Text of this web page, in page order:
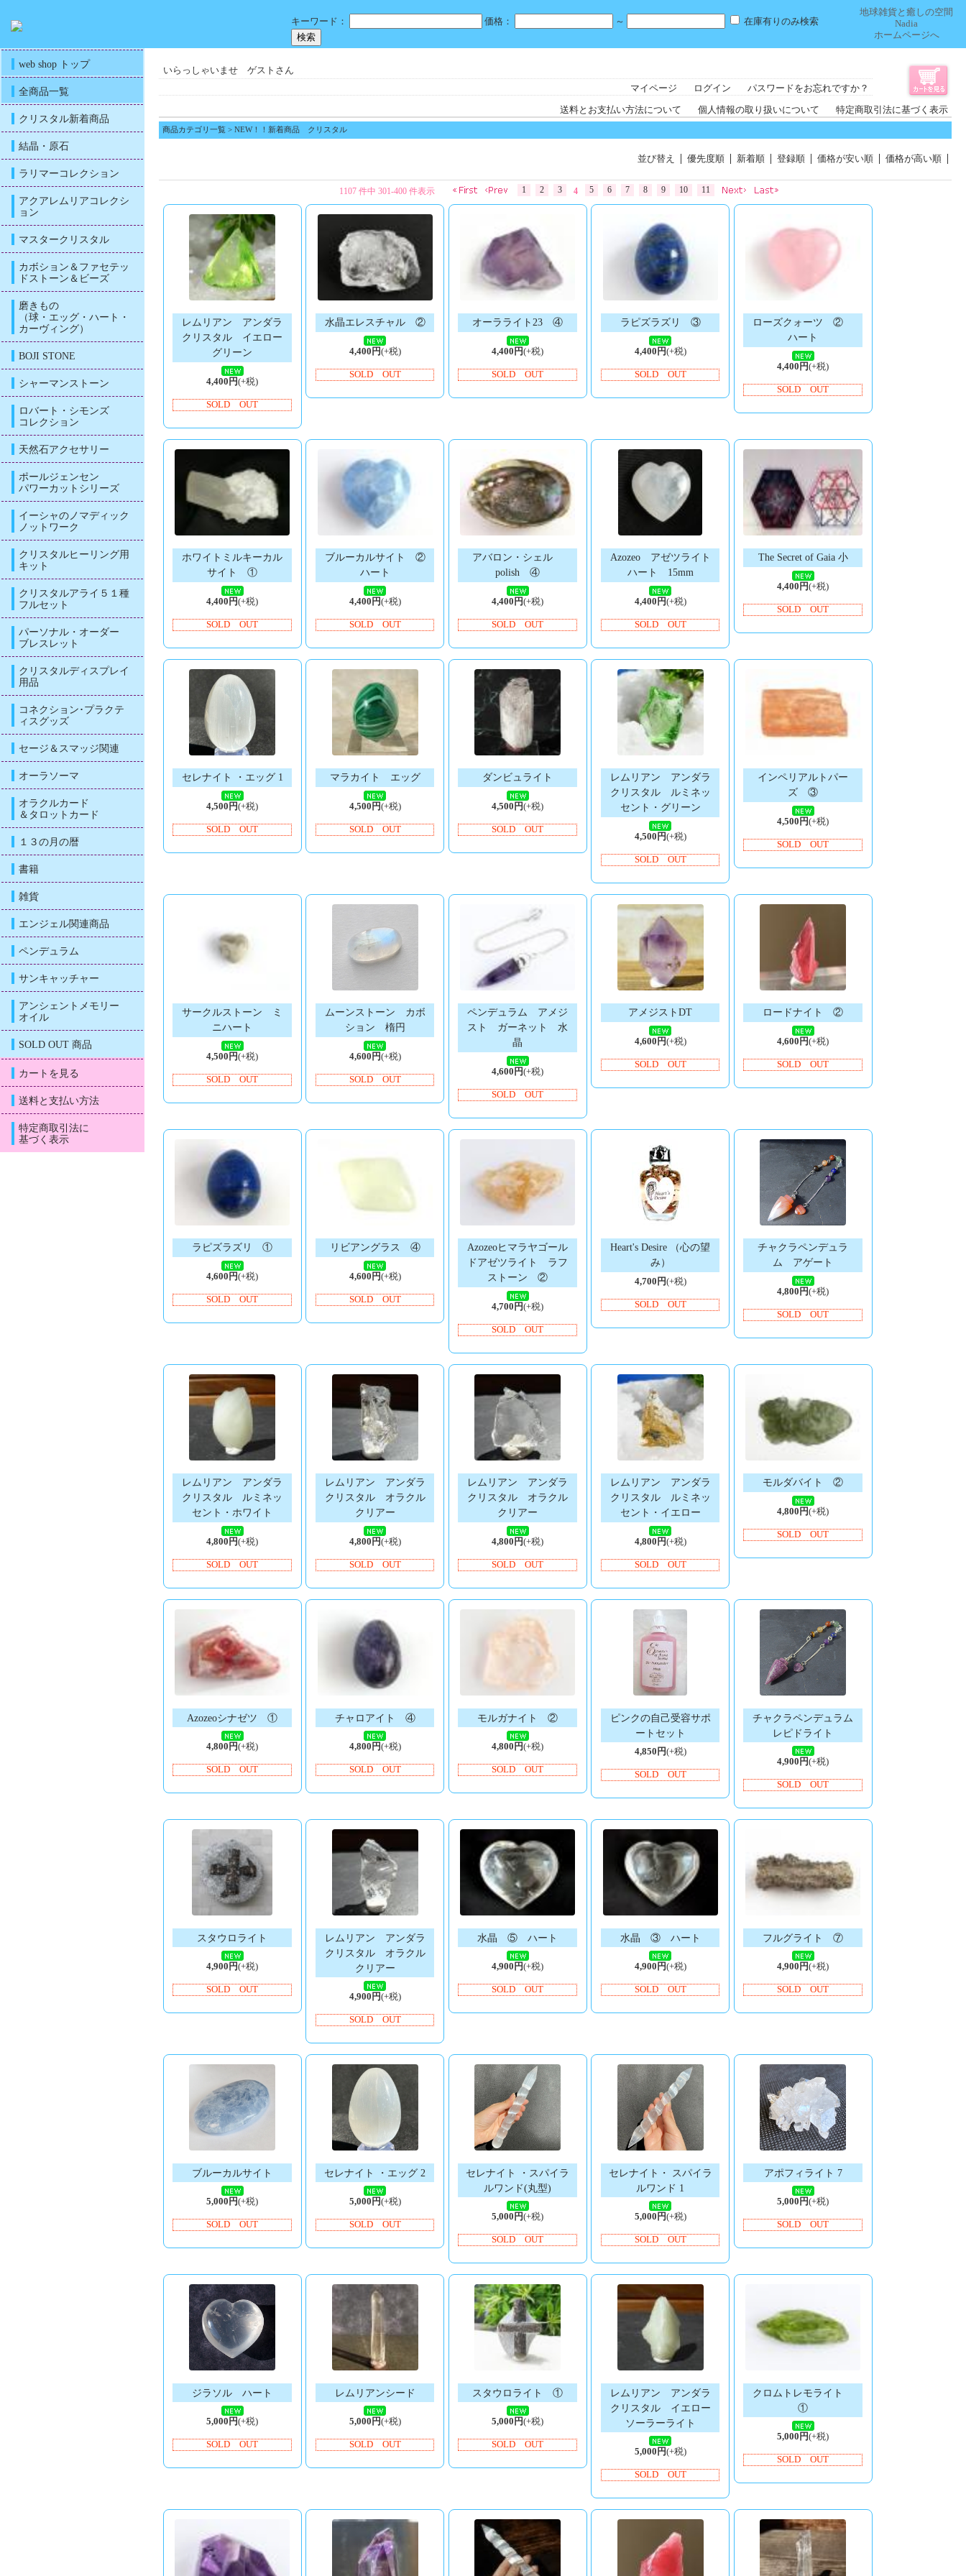
キーワード： 価格： ～ 在庫有りのみ検索
地球雑貨と癒しの空間
Nadia
ホームページへ
web shop トップ
全商品一覧
クリスタル新着商品
結晶・原石
ラリマーコレクション
アクアレムリアコレクシ
ョン
マスタークリスタル
カボション＆ファセテッ
ドストーン＆ビーズ
磨きもの
（球・エッグ・ハート・
カーヴィング）
BOJI STONE
シャーマンストーン
ロバート・シモンズ
コレクション
天然石アクセサリー
ポールジェンセン
パワーカットシリーズ
イーシャのノマディック
ノットワーク
クリスタルヒーリング用
キット
クリスタルアライ５１種
フルセット
パーソナル・オーダー
ブレスレット
クリスタルディスプレイ
用品
コネクション･プラクテ
ィスグッズ
セージ＆スマッジ関連
オーラソーマ
オラクルカード
＆タロットカード
１３の月の暦
書籍
雑貨
エンジェル関連商品
ペンデュラム
サンキャッチャー
アンシェントメモリー
オイル
SOLD OUT 商品
カートを見る
送料と支払い方法
特定商取引法に
基づく表示
いらっしゃいませ ゲストさん
マイページ
ログイン パスワードをお忘れですか？
送料とお支払い方法について 個人情報の取り扱いについて 特定商取引法に基づく表示
商品カテゴリ一覧 > NEW！！新着商品 クリスタル
並び替え 優先度順 新着順 登録順 価格が安い順 価格が高い順
1107 件中 301-400 件表示 1 2 3 4 5 6 7 8 9 10 11
レムリアン アンダラ
クリスタル イエロー
グリーン
4,400円(+税)
SOLD OUT
水晶エレスチャル ②
4,400円(+税)
SOLD OUT
オーラライト23 ④
4,400円(+税)
SOLD OUT
ラピズラズリ ③
4,400円(+税)
SOLD OUT
ローズクォーツ ②
ハート
4,400円(+税)
SOLD OUT
ホワイトミルキーカル
サイト ①
4,400円(+税)
SOLD OUT
ブルーカルサイト ②
ハート
4,400円(+税)
SOLD OUT
アバロン・シェル
polish ④
4,400円(+税)
SOLD OUT
Azozeo アゼツライト
ハート 15mm
4,400円(+税)
SOLD OUT
The Secret of Gaia 小
4,400円(+税)
SOLD OUT
セレナイト ・エッグ 1
4,500円(+税)
SOLD OUT
マラカイト エッグ
4,500円(+税)
SOLD OUT
ダンビュライト
4,500円(+税)
SOLD OUT
レムリアン アンダラ
クリスタル ルミネッ
セント・グリーン
4,500円(+税)
SOLD OUT
インペリアルトパー
ズ ③
4,500円(+税)
SOLD OUT
サークルストーン ミ
ニハート
4,500円(+税)
SOLD OUT
ムーンストーン カボ
ション 楕円
4,600円(+税)
SOLD OUT
ペンデュラム アメジ
スト ガーネット 水
晶
4,600円(+税)
SOLD OUT
アメジストDT
4,600円(+税)
SOLD OUT
ロードナイト ②
4,600円(+税)
SOLD OUT
ラピズラズリ ①
4,600円(+税)
SOLD OUT
リビアングラス ④
4,600円(+税)
SOLD OUT
Azozeoヒマラヤゴール
ドアゼツライト ラフ
ストーン ②
4,700円(+税)
SOLD OUT
Heart's Desire （心の望
み）
4,700円(+税)
SOLD OUT
チャクラペンデュラ
ム アゲート
4,800円(+税)
SOLD OUT
レムリアン アンダラ
クリスタル ルミネッ
セント・ホワイト
4,800円(+税)
SOLD OUT
レムリアン アンダラ
クリスタル オラクル
クリアー
4,800円(+税)
SOLD OUT
レムリアン アンダラ
クリスタル オラクル
クリアー
4,800円(+税)
SOLD OUT
レムリアン アンダラ
クリスタル ルミネッ
セント・イエロー
4,800円(+税)
SOLD OUT
モルダバイト ②
4,800円(+税)
SOLD OUT
Azozeoシナゼツ ①
4,800円(+税)
SOLD OUT
チャロアイト ④
4,800円(+税)
SOLD OUT
モルガナイト ②
4,800円(+税)
SOLD OUT
ピンクの自己受容サポ
ートセット
4,850円(+税)
SOLD OUT
チャクラペンデュラム
レピドライト
4,900円(+税)
SOLD OUT
スタウロライト
4,900円(+税)
SOLD OUT
レムリアン アンダラ
クリスタル オラクル
クリアー
4,900円(+税)
SOLD OUT
水晶 ⑤ ハート
4,900円(+税)
SOLD OUT
水晶 ③ ハート
4,900円(+税)
SOLD OUT
フルグライト ⑦
4,900円(+税)
SOLD OUT
ブルーカルサイト
5,000円(+税)
SOLD OUT
セレナイト ・エッグ 2
5,000円(+税)
SOLD OUT
セレナイト ・スパイラ
ルワンド(丸型)
5,000円(+税)
SOLD OUT
セレナイト・ スパイラ
ルワンド 1
5,000円(+税)
SOLD OUT
アポフィライト 7
5,000円(+税)
SOLD OUT
ジラソル ハート
5,000円(+税)
SOLD OUT
レムリアンシード
5,000円(+税)
SOLD OUT
スタウロライト ①
5,000円(+税)
SOLD OUT
レムリアン アンダラ
クリスタル イエロー
ソーラーライト
5,000円(+税)
SOLD OUT
クロムトレモライト
①
5,000円(+税)
SOLD OUT